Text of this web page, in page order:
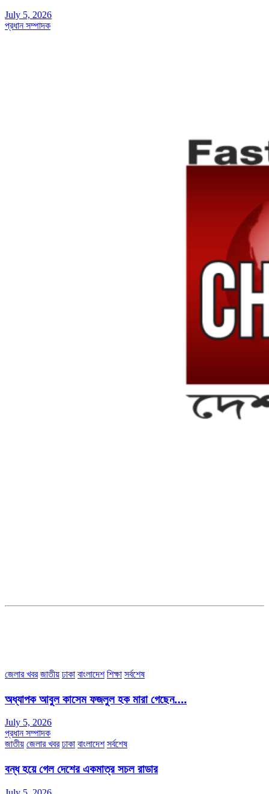
July 5, 2026
প্রধান সম্পাদক
জেলার খবর জাতীয় ঢাকা বাংলাদেশ শিক্ষা সর্বশেষ
অধ্যাপক আবুল কাসেম ফজলুল হক মারা গেছেন….
July 5, 2026
প্রধান সম্পাদক
জাতীয় জেলার খবর ঢাকা বাংলাদেশ সর্বশেষ
বন্ধ হয়ে গেল দেশের একমাত্র সচল রাডার